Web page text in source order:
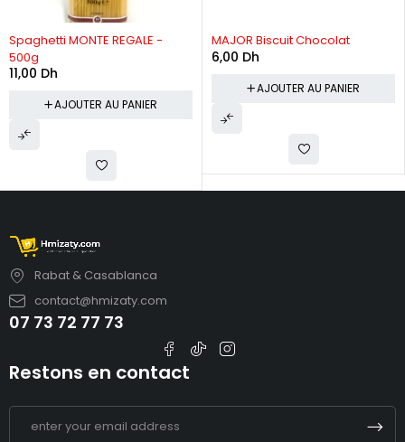
Spaghetti MONTE REGALE -
500g
11,00 Dh
AJOUTER AU PANIER
MAJOR Biscuit Chocolat
6,00 Dh
AJOUTER AU PANIER
Rabat & Casablanca
contact@hmizaty.com
07 73 72 77 73
Restons en contact